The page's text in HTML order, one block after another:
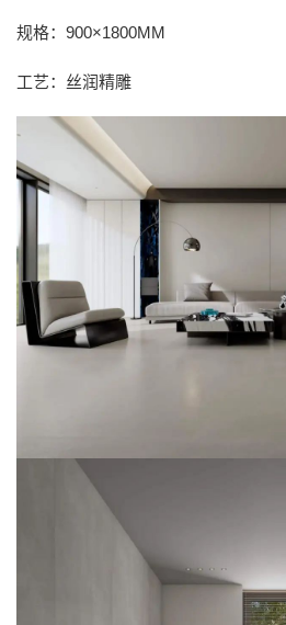
规格：900×1800MM
工艺：丝润精雕